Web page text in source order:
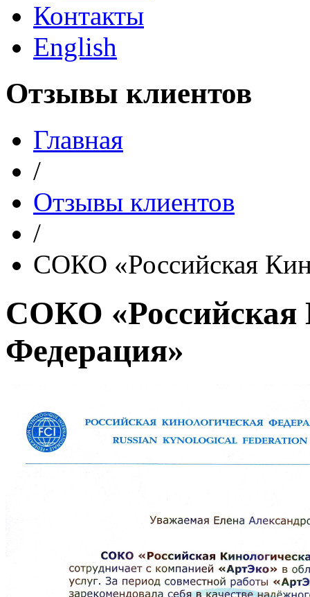
Контакты
English
Отзывы клиентов
Главная
/
Отзывы клиентов
/
СОКО «Российская
СОКО «Российская
Федерация»